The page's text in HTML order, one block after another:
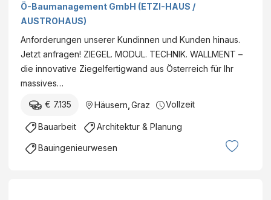
Ö-Baumanagement GmbH (ETZI-HAUS /
AUSTROHAUS)
Anforderungen unserer Kundinnen und Kunden hinaus.
Jetzt anfragen! ZIEGEL. MODUL. TECHNIK. WALLMENT –
die innovative Ziegelfertigwand aus Österreich für Ihr
massives…
€ 7.135 Häusern Graz Vollzeit
Bauarbeit Architektur & Planung
Bauingenieurwesen